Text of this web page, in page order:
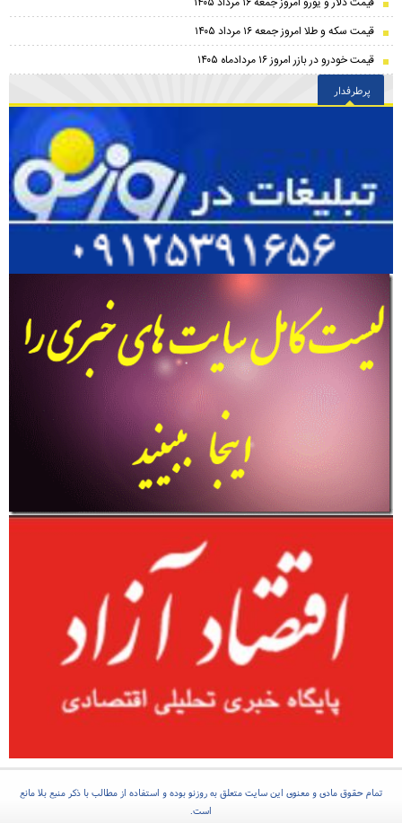
قیمت سکه و طلا امروز جمعه ۱۶ مرداد ۱۴۰۵
قیمت خودرو در بازر امروز ۱۶ مردادماه ۱۴۰۵
پرطرفدار
تمام حقوق مادی و معنوی این سایت متعلق به روزنو بوده و استفاده از مطالب با ذکر منبع بلا مانع
است.